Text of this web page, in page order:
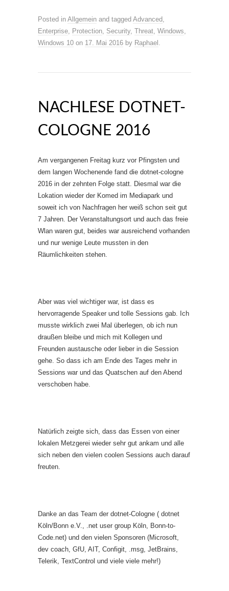
Posted in Allgemein and tagged Advanced,
Enterprise, Protection, Security, Threat, Windows,
Windows 10 on 17. Mai 2016 by Raphael .
NACHLESE DOTNET-
COLOGNE 2016
Am vergangenen Freitag kurz vor Pfingsten und
dem langen Wochenende fand die dotnet-cologne
2016 in der zehnten Folge statt. Diesmal war die
Lokation wieder der Komed im Mediapark und
soweit ich von Nachfragen her weiß schon seit gut
7 Jahren. Der Veranstaltungsort und auch das freie
Wlan waren gut, beides war ausreichend vorhanden
und nur wenige Leute mussten in den
Räumlichkeiten stehen.
Aber was viel wichtiger war, ist dass es
hervorragende Speaker und tolle Sessions gab. Ich
musste wirklich zwei Mal überlegen, ob ich nun
draußen bleibe und mich mit Kollegen und
Freunden austausche oder lieber in die Session
gehe. So dass ich am Ende des Tages mehr in
Sessions war und das Quatschen auf den Abend
verschoben habe.
Natürlich zeigte sich, dass das Essen von einer
lokalen Metzgerei wieder sehr gut ankam und alle
sich neben den vielen coolen Sessions auch darauf
freuten.
Danke an das Team der dotnet-Cologne ( dotnet
Köln/Bonn e.V., .net user group Köln, Bonn-to-
Code.net) und den vielen Sponsoren (Microsoft,
dev coach, GfU, AIT, Configit, .msg, JetBrains,
Telerik, TextControl und viele viele mehr!)